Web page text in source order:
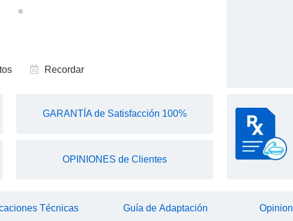
Recordar
GARANTÍA de Satisfacción 100%
OPINIONES de Clientes
Técnicas Guía de Adaptación